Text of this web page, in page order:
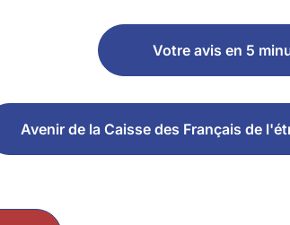
Votre avis en 5
Avenir de la Caisse des Français de